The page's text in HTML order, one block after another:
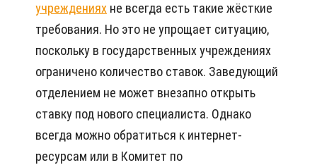
учреждениях не всегда есть такие жёсткие
требования. Но это не упрощает ситуацию,
поскольку в государственных учреждениях
ограничено количество ставок. Заведующий
отделением не может внезапно открыть
ставку под нового специалиста. Однако
всегда можно обратиться к интернет-
ресурсам или в Комитет по